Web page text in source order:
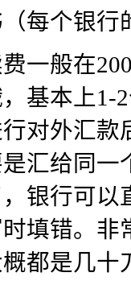
每个银行
一般在
基本上1-
对外汇
汇给同
银行可
填错。
都是几